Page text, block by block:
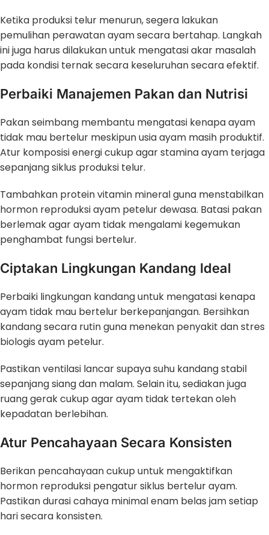
Ketika produksi telur menurun, segera lakukan
pemulihan perawatan ayam secara bertahap. Langkah
ini juga harus dilakukan untuk mengatasi akar masalah
pada kondisi ternak secara keseluruhan secara efektif.
Perbaiki Manajemen Pakan dan Nutrisi
Pakan seimbang membantu mengatasi kenapa ayam
tidak mau bertelur meskipun usia ayam masih produktif.
Atur komposisi energi cukup agar stamina ayam terjaga
sepanjang siklus produksi telur.
Tambahkan protein vitamin mineral guna menstabilkan
hormon reproduksi ayam petelur dewasa. Batasi pakan
berlemak agar ayam tidak mengalami kegemukan
penghambat fungsi bertelur.
Ciptakan Lingkungan Kandang Ideal
Perbaiki lingkungan kandang untuk mengatasi kenapa
ayam tidak mau bertelur berkepanjangan. Bersihkan
kandang secara rutin guna menekan penyakit dan stres
biologis ayam petelur.
Pastikan ventilasi lancar supaya suhu kandang stabil
sepanjang siang dan malam. Selain itu, sediakan juga
ruang gerak cukup agar ayam tidak tertekan oleh
kepadatan berlebihan.
Atur Pencahayaan Secara Konsisten
Berikan pencahayaan cukup untuk mengaktifkan
hormon reproduksi pengatur siklus bertelur ayam.
Pastikan durasi cahaya minimal enam belas jam setiap
hari secara konsisten.